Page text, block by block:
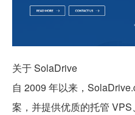
关于 SolaDrive
自 2009 年以来，
案，并提供优质的托管